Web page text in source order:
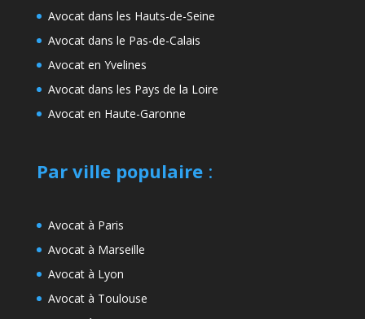
Avocat dans les Hauts-de-Seine
Avocat dans le Pas-de-Calais
Avocat en Yvelines
Avocat dans les Pays de la Loire
Avocat en Haute-Garonne
Par ville populaire:
Avocat à Paris
Avocat à Marseille
Avocat à Lyon
Avocat à Toulouse